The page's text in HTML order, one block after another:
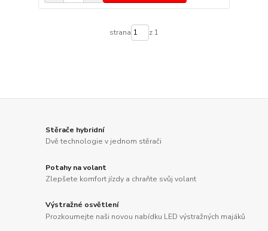
strana z 1
Stěrače hybridní
Dvě technologie v jednom stěrači
Potahy na volant
Zlepšete komfort jízdy a chraňte svůj volant
Výstražné osvětlení
Prozkoumejte naši novou nabídku LED výstražných majáků